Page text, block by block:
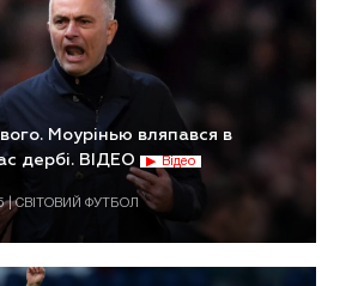
Моурінью вляпався в
дербі. ВІДЕО
Відео
| СВІТОВИЙ ФУТБОЛ